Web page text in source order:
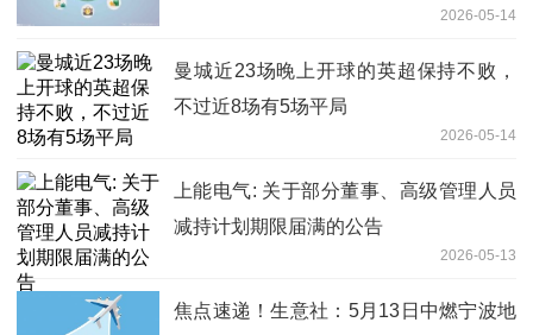
2026-05-14
曼城近23场晚上开球的英超保持不败，
不过近8场有5场平局
2026-05-14
上能电气: 关于部分董事、高级管理人员
减持计划期限届满的公告
2026-05-13
焦点速递！生意社：5月13日中燃宁波地